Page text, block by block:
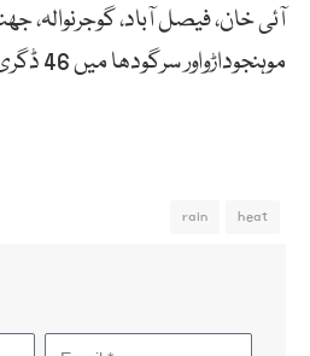
آئی خان، فیصل آباد، گوجرنوالہ،
موہنجوداڑواور سرگودھا میں 46 ڈگری سینٹی ریکارڈ کیا گیا۔
heat
rain